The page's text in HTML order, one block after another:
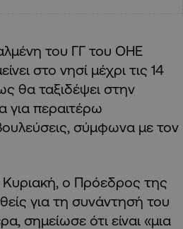
του ΓΓ του ΟΗΕ
στο νησί μέχρι τις 14
θα ταξιδέψει στην
για περαιτέρω
σύμφωνα με τον
ο Πρόεδρος της
για τη συνάντησή του
σημείωσε ότι είναι «μια